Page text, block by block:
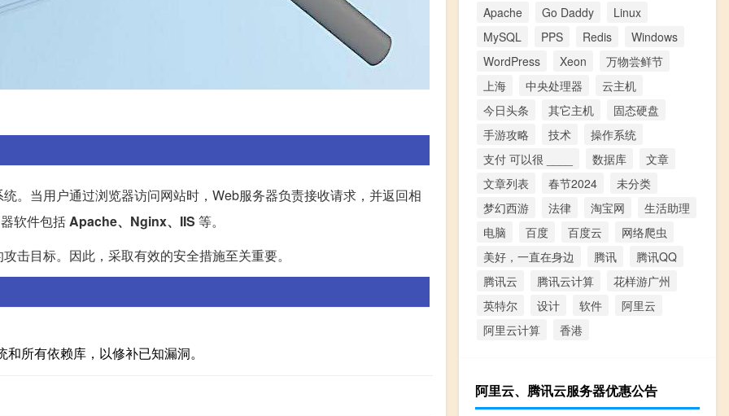
。当用户通过浏览器访问网站时，Web服务器负责接收请求，并返回相
软件包括Apache、Nginx、IIS 等。
击目标。因此，采取有效的安全措施至关重要。
所有依赖库，以修补已知漏洞。
Apache Go Daddy
Linux
MySQL
PPS Redis
Windows
WordPress
Xeon
万物尝鲜节
上海
中央处理器
云主机
今日头条
其它主机
固态硬盘
手游攻略
技术
操作系统
支付 可以很 ____
数据库
文章
文章列表
春节2024
未分类
梦幻西游
法律 淘宝网
生活助理
电脑
百度 百度云
网络爬虫
美好，一直在身边
腾讯
腾讯QQ
腾讯云
腾讯云计算
花样游广州
英特尔
设计 软件
阿里云
阿里云计算
香港
阿里云、腾讯云服务器优惠公告